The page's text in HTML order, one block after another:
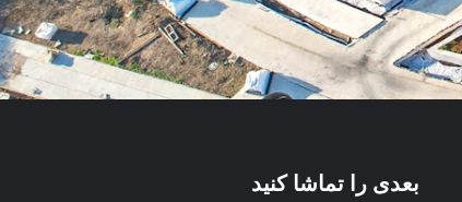
بعدی را تماشا کنید